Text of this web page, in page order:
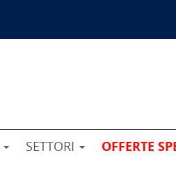
SETTORI OFFERTE